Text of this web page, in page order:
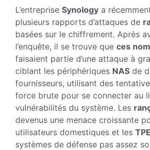
L’entreprise Synology a
plusieurs rapports d’attaques de
basées sur le chiffrement. Après
l’enquête, il se trouve que ces
faisaient partie d’une attaque à
ciblant les périphériques NAS de
fournisseurs, utilisant des
force brute pour se connecter au
vulnérabilités du système. Les
devenus une menace croissante
utilisateurs domestiques et les
systèmes de défense pas assez